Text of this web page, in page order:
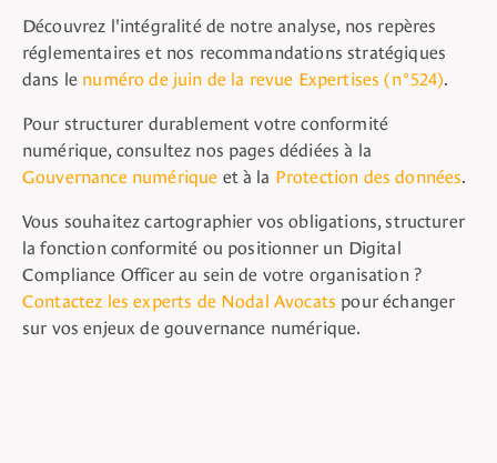
Découvrez l'intégralité de notre analyse, nos repères
réglementaires et nos recommandations stratégiques
dans le numéro de juin de la revue Expertises (n°524)
Pour structurer durablement votre conformité
numérique, consultez nos pages dédiées à la
Gouvernance numérique et à la Protection des données
Vous souhaitez cartographier vos obligations, structurer
la fonction conformité ou positionner un Digital
Compliance Officer au sein de votre organisation ?
Contactez les experts de Nodal Avocats pour échanger
sur vos enjeux de gouvernance numérique.